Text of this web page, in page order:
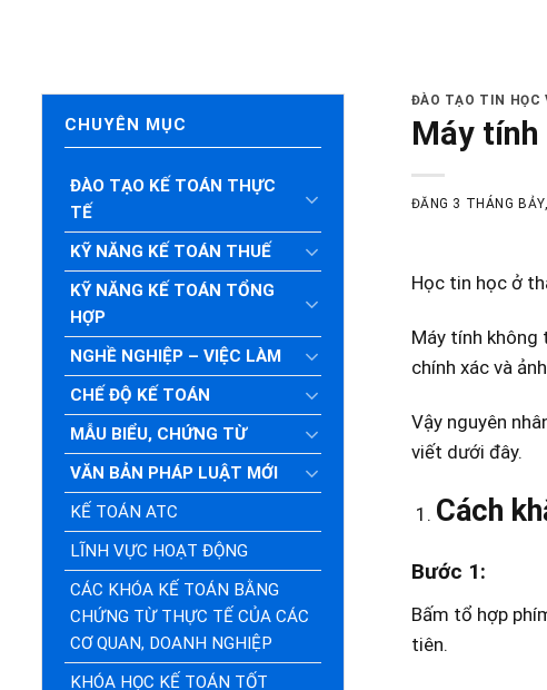
CHUYÊN MỤC
ĐÀO TẠO KẾ TOÁN THỰC
TẾ
KỸ NĂNG KẾ TOÁN THUẾ
KỸ NĂNG KẾ TOÁN TỔNG
HỢP
NGHỀ NGHIỆP – VIỆC LÀM
CHẾ ĐỘ KẾ TOÁN
MẪU BIỂU, CHỨNG TỪ
VĂN BẢN PHÁP LUẬT MỚI
KẾ TOÁN ATC
LĨNH VỰC HOẠT ĐỘNG
CÁC KHÓA KẾ TOÁN BẰNG
CHỨNG TỪ THỰC TẾ CỦA CÁC
CƠ QUAN, DOANH NGHIỆP
KHÓA HỌC KẾ TOÁN TỐT
ĐÀO TẠO TIN HỌC
Máy
ĐĂNG 3 THÁNG
Học tin học ở
Máy tính không
chính xác và
Vậy nguyên
viết dưới đây.
Cách
Bước 1:
Bấm tổ hợp
tiên.